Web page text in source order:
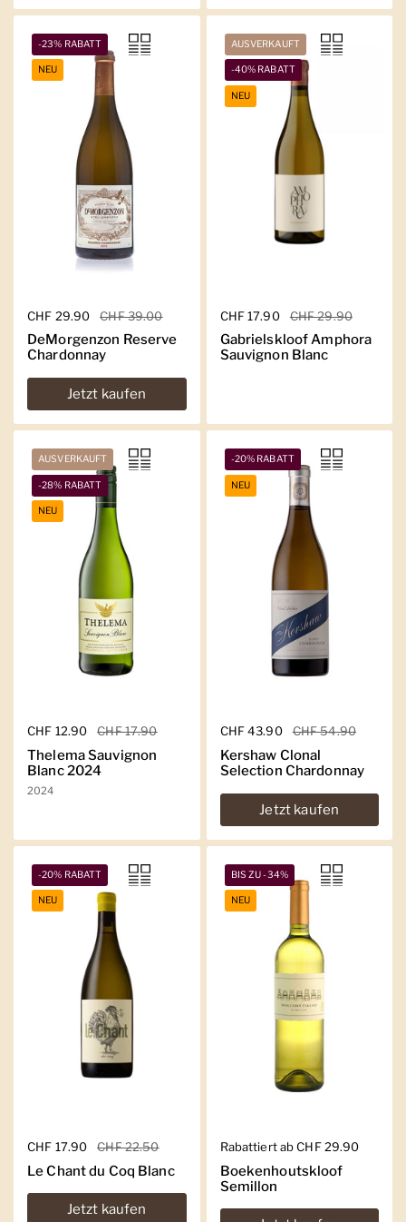
Regulärer Preis
CHF 29.90 Sale-Preis
CHF 39.00
DeMorgenzon Reserve
Chardonnay
Jetzt kaufen
-23% RABATT
NEU
Regulärer Preis
CHF 17.90 Sale-Preis
CHF 29.90
Gabrielskloof Amphora
Sauvignon Blanc
AUSVERKAUFT
-40% RABATT
NEU
Regulärer Preis
CHF 12.90 Sale-Preis
CHF 17.90
Thelema Sauvignon
Blanc 2024
2024
AUSVERKAUFT
-28% RABATT
NEU
Regulärer Preis
CHF 43.90 Sale-Preis
CHF 54.90
Kershaw Clonal
Selection Chardonnay
Jetzt kaufen
-20% RABATT
NEU
Regulärer Preis
CHF 17.90 Sale-Preis
CHF 22.50
Le Chant du Coq Blanc
Jetzt kaufen
-20% RABATT
NEU
Regulärer Preis
Rabattiert ab CHF 29.90
Boekenhoutskloof
Semillon
BIS ZU -34%
NEU